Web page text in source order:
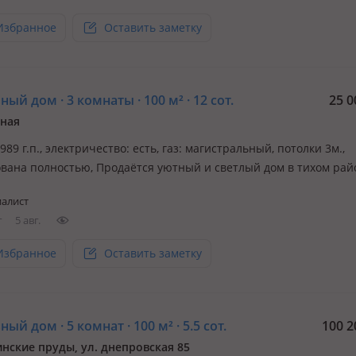
Оставить заметку
дом · 3 комнаты · 100 м² · 12 сот. 25
г.п., электричество: есть, газ: магистральный, потолки 3м.,
полностью, Продаётся уютный и светлый дом в тихом
жизни всей семьи. Общая площадь дома — 100кв. м, на
5 авг.
Оставить заметку
дом · 5 комнат · 100 м² · 5.5 сот. 100
пруды, ул. днепровская 85